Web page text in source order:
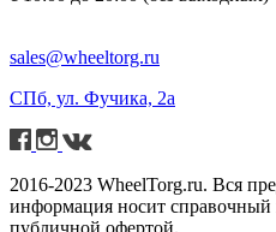
sales@wheeltorg.ru
СПб, ул. Фучика, 2а
2016-2023 WheelTorg.ru. Вся
информация носит справочный
публичной офертой.